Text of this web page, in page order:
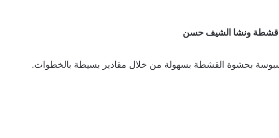
ونشا الشيف حسن
بحشوة القشطة بسهولة من خلال مقادير بسيطة بالخطوات.